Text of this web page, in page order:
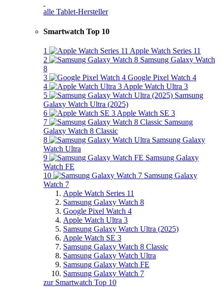
alle Tablet-Hersteller
Smartwatch Top 10
1
Apple Watch Series 11
2
Samsung Galaxy Watch
8
3
Google Pixel Watch 4
4
Apple Watch Ultra 3
5
Samsung
Galaxy Watch Ultra (2025)
6
Apple Watch SE 3
7
Samsung
Galaxy Watch 8 Classic
8
Samsung Galaxy
Watch Ultra
9
Samsung Galaxy
Watch FE
10
Samsung Galaxy
Watch 7
Apple Watch Series 11
Samsung Galaxy Watch 8
Google Pixel Watch 4
Apple Watch Ultra 3
Samsung Galaxy Watch Ultra (2025)
Apple Watch SE 3
Samsung Galaxy Watch 8 Classic
Samsung Galaxy Watch Ultra
Samsung Galaxy Watch FE
Samsung Galaxy Watch 7
zur Smartwatch Top 10